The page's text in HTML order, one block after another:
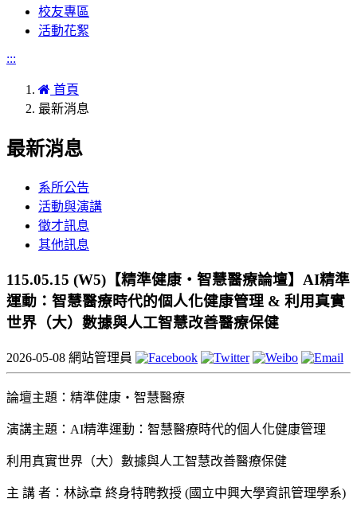
校友專區
活動花絮
:::
首頁
最新消息
最新消息
系所公告
活動與演講
徵才訊息
其他訊息
115.05.15 (W5)【精準健康・智慧醫療論壇】AI精準
運動：智慧醫療時代的個人化健康管理 & 利用真實
世界（大）數據與人工智慧改善醫療保健
2026-05-08 網站管理員
論壇主題：精準健康・智慧醫療
演講主題：AI精準運動：智慧醫療時代的個人化健康管理
利用真實世界（大）數據與人工智慧改善醫療保健
主 講 者：林詠章 終身特聘教授 (國立中興大學資訊管理學系)